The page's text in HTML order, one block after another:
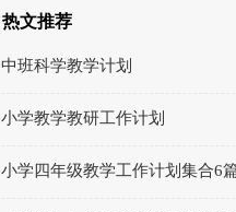
热文推荐
中班科学教学计划
小学教学教研工作计划
小学四年级教学工作计划集合6